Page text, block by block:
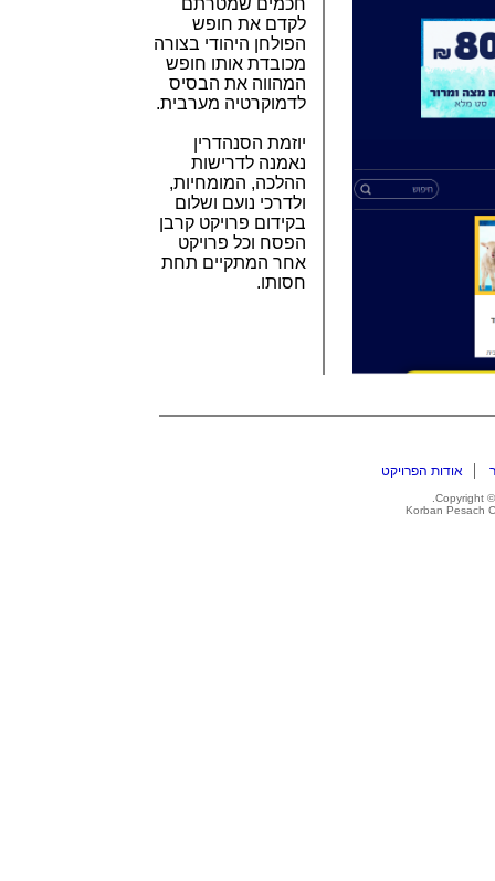
חכמים שמטרתם
לקדם את חופש
הפולחן היהודי בצורה
מכובדת אותו חופש
המהווה את הבסיס
לדמוקרטיה מערבית.
יוזמת הסנהדרין
נאמנה לדרישות
ההלכה, המומחיות,
ולדרכי נועם ושלום
בקידום פרויקט קרבן
הפסח וכל פרויקט
אחר המתקיים תחת
חסותו.
אודות הפרויקט
Copyright ©
Korban Pesach